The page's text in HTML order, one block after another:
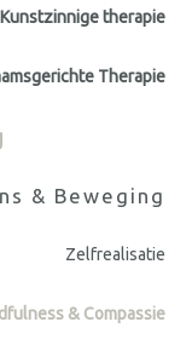
Kunstzinnige therapie
Therapie
& Beweging
Zelfrealisatie
& Compassie